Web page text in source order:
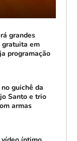
grandes
gratuita em
programação
guichê da
Santo e trio
armas